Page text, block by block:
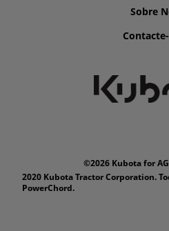
Sobre
©2026 Kubota for
2020 Kubota Tractor Corporation.
PowerChord.